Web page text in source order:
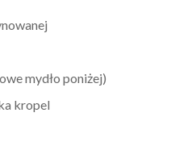
mydło poniżej)
kropel